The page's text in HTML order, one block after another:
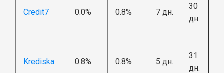
Credit7 0.0% 0.8% 7 дн.
30
дн.
Krediska 0.8% 0.8% 5 дн.
31
дн.